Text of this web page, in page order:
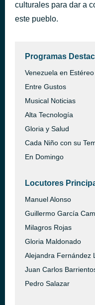
culturales para dar a
este pueblo.
Programas
Venezuela en Estéreo
Entre Gustos
Musical Noticias
Alta Tecnología
Gloria y Salud
Cada Niño con su
En Domingo
Locutores
Manuel Alonso
Guillermo García
Milagros Rojas
Gloria Maldonado
Alejandra Fernández
Juan Carlos
Pedro Salazar